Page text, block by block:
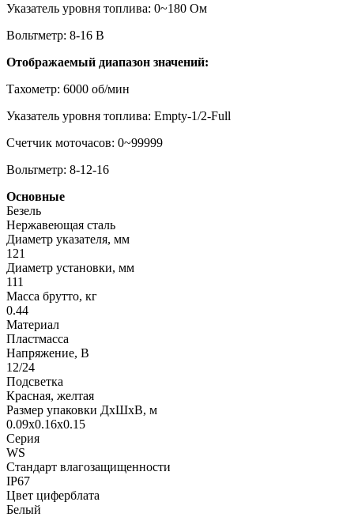
Указатель уровня топлива: 0~180 Ом
Вольтметр: 8-16 В
Отображаемый диапазон значений:
Тахометр: 6000 об/мин
Указатель уровня топлива: Empty-1/2-Full
Счетчик моточасов: 0~99999
Вольтметр: 8-12-16
Основные
Безель
Нержавеющая сталь
Диаметр указателя, мм
121
Диаметр установки, мм
111
Масса брутто, кг
0.44
Материал
Пластмасса
Напряжение, В
12/24
Подсветка
Красная, желтая
Размер упаковки ДхШхВ, м
0.09x0.16x0.15
Серия
WS
Стандарт влагозащищенности
IP67
Цвет циферблата
Белый